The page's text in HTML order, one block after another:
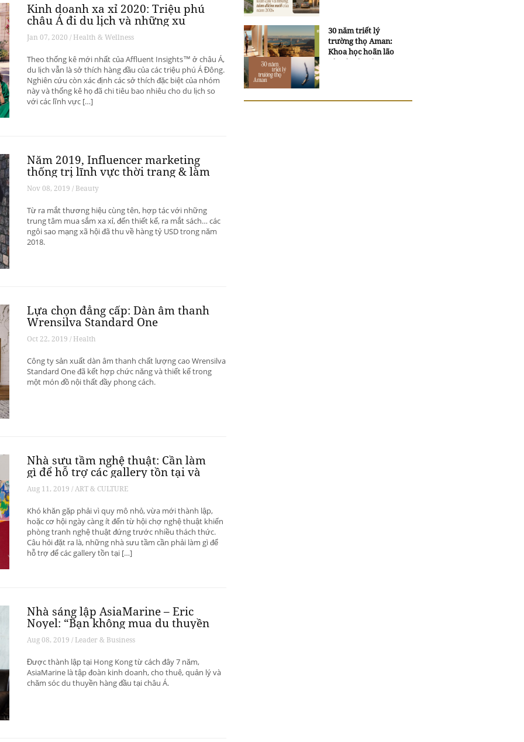
Kinh doanh xa xỉ 2020: Triệu phú
châu Á đi du lịch và những xu
hướng có thể thay đổi ngành du
lịch thượng lưu
Jan 07, 2020 / Health & Wellness
Theo thống kê mới nhất của Affluent Insights™ ở châu Á,
du lịch vẫn là sở thích hàng đầu của các triệu phú Á Đông.
Nghiên cứu còn xác định các sở thích đặc biệt của nhóm
này và thống kê họ đã chi tiêu bao nhiêu cho du lịch so
với các lĩnh vực […]
Năm 2019, Influencer marketing
thống trị lĩnh vực thời trang & làm
đẹp
Nov 08, 2019 / Beauty
Từ ra mắt thương hiệu cùng tên, hợp tác với những
trung tâm mua sắm xa xỉ, đến thiết kế, ra mắt sách… các
ngôi sao mạng xã hội đã thu về hàng tỷ USD trong năm
2018.
Lựa chọn đẳng cấp: Dàn âm thanh
Wrensilva Standard One
Oct 22, 2019 / Health
Công ty sản xuất dàn âm thanh chất lượng cao Wrensilva
Standard One đã kết hợp chức năng và thiết kế trong
một món đồ nội thất đầy phong cách.
Nhà sưu tầm nghệ thuật: Cần làm
gì để hỗ trợ các gallery tồn tại và
phát triển? – Phần 1
Aug 11, 2019 / ART & CULTURE
Khó khăn gặp phải vì quy mô nhỏ, vừa mới thành lập,
hoặc cơ hội ngày càng ít đến từ hội chợ nghệ thuật khiến
phòng tranh nghệ thuật đứng trước nhiều thách thức.
Câu hỏi đặt ra là, những nhà sưu tầm cần phải làm gì để
hỗ trợ để các gallery tồn tại […]
Nhà sáng lập AsiaMarine – Eric
Noyel: “Bạn không mua du thuyền
để đầu tư sinh lời”
Aug 08, 2019 / Leader & Business
Được thành lập tại Hong Kong từ cách đây 7 năm,
AsiaMarine là tập đoàn kinh doanh, cho thuê, quản lý và
chăm sóc du thuyền hàng đầu tại châu Á.
30 năm triết lý
trường thọ Aman:
Khoa học hoãn lão
và trí tuệ ngàn xưa